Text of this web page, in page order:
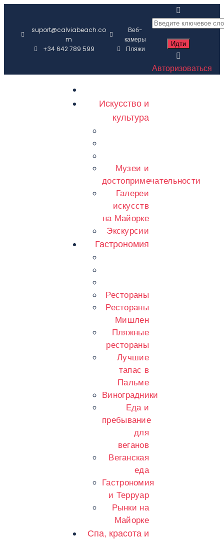
suport@calviabeach.co
m
+34 642 789 599
Веб-
камеры
Пляжи
Авторизоваться
Искусство и
культура
Музеи и
достопримечательности
Галереи
искусств
на Майорке
Экскурсии
Гастрономия
Рестораны
Рестораны
Мишлен
Пляжные
рестораны
Лучшие
тапас в
Пальме
Виноградники
Еда и
пребывание
для
веганов
Веганская
еда
Гастрономия
и Терруар
Рынки на
Майорке
Спа, красота и